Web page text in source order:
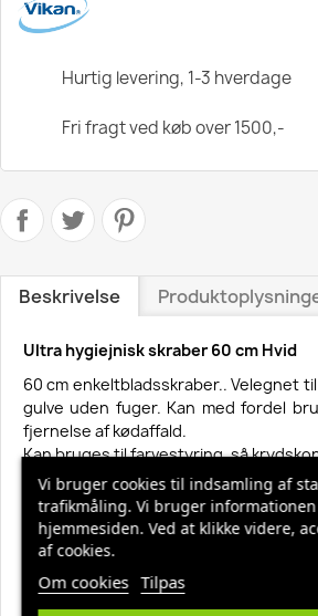
Hurtig levering, 1-3 hverdage
Fri fragt ved køb over 1500,-
Beskrivelse
Ultra hygiejnisk skraber 60 cm Hvid
60 cm enkeltbladsskraber.. Velegnet
gulve uden fuger. Kan med fordel
fjernelse af kødaffald.
Kan bruges til farvestyring, så
Ideel til brug på sikkerhedsgulve.
Produktdata
Lever op til REACH Regulativ Nr. 1907/
GTIN-14 Nummer (Æskeantal)
Lever op til Halal kravene Ja
Colli højde 210 mm
Vi bruger cookies til indsamling af
trafikmåling. Vi bruger
hjemmesiden. Ved at klikke videre,
af cookies.
Om cookies Tilpas